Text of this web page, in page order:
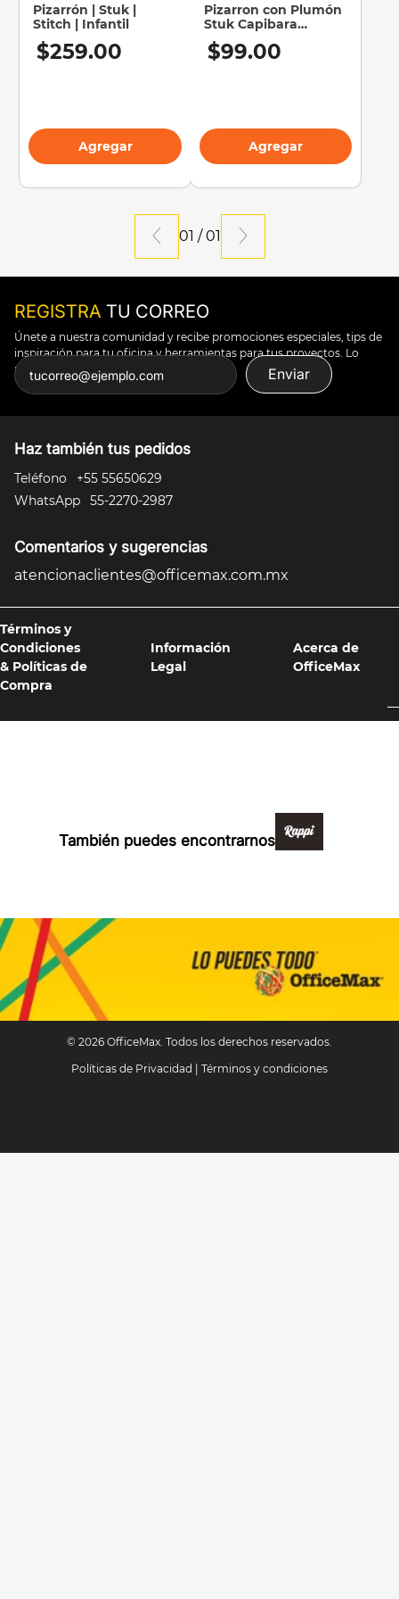
Pizarrón | Stuk |
Stitch | Infantil
$259.00
Agregar
Pizarron con Plumón
Stuk Capibara
17x23cm
$99.00
Agregar
01 /01
REGISTRA TU CORREO
Únete a nuestra comunidad y recibe promociones especiales, tips de
inspiración para tu oficina y herramientas para tus proyectos. Lo
puedes todo.
Enviar
Haz también tus pedidos
Teléfono
+55 55650629
WhatsApp
55-2270-2987
Comentarios y sugerencias
atencionaclientes@officemax.com.mx
Términos y
Condiciones
& Políticas de
Compra
Información
Legal
Acerca de
OfficeMax
También puedes encontrarnos en:
© 2026 OfficeMax. Todos los derechos reservados.
Políticas de Privacidad
Términos y condiciones
silla